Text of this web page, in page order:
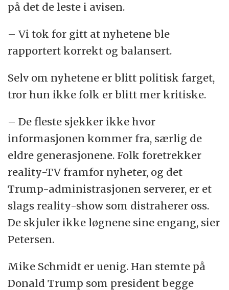
på det de leste i avisen.
– Vi tok for gitt at nyhetene ble
rapportert korrekt og balansert.
Selv om nyhetene er blitt politisk farget,
tror hun ikke folk er blitt mer kritiske.
– De fleste sjekker ikke hvor
informasjonen kommer fra, særlig de
eldre generasjonene. Folk foretrekker
reality-TV framfor nyheter, og det
Trump-administrasjonen serverer, er et
slags reality-show som distraherer oss.
De skjuler ikke løgnene sine engang, sier
Petersen.
Mike Schmidt er uenig. Han stemte på
Donald Trump som president begge